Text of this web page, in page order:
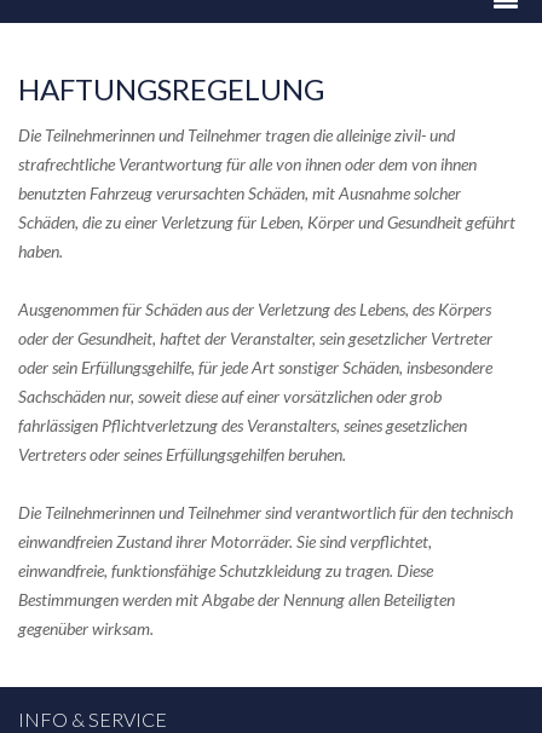
HAFTUNGSREGELUNG
Die Teilnehmerinnen und Teilnehmer tragen die alleinige zivil- und
strafrechtliche Verantwortung für alle von ihnen oder dem von ihnen
benutzten Fahrzeug verursachten Schäden, mit Ausnahme solcher
Schäden, die zu einer Verletzung für Leben, Körper und Gesundheit geführt
haben.
Ausgenommen für Schäden aus der Verletzung des Lebens, des Körpers
oder der Gesundheit, haftet der Veranstalter, sein gesetzlicher Vertreter
oder sein Erfüllungsgehilfe, für jede Art sonstiger Schäden, insbesondere
Sachschäden nur, soweit diese auf einer vorsätzlichen oder grob
fahrlässigen Pflichtverletzung des Veranstalters, seines gesetzlichen
Vertreters oder seines Erfüllungsgehilfen beruhen.
Die Teilnehmerinnen und Teilnehmer sind verantwortlich für den technisch
einwandfreien Zustand ihrer Motorräder. Sie sind verpflichtet,
einwandfreie, funktionsfähige Schutzkleidung zu tragen. Diese
Bestimmungen werden mit Abgabe der Nennung allen Beteiligten
gegenüber wirksam.
INFO & SERVICE